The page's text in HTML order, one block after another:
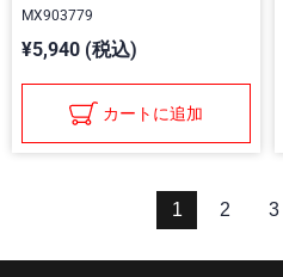
MX903779
¥5,940 (税込)
カートに追加
1 2 3